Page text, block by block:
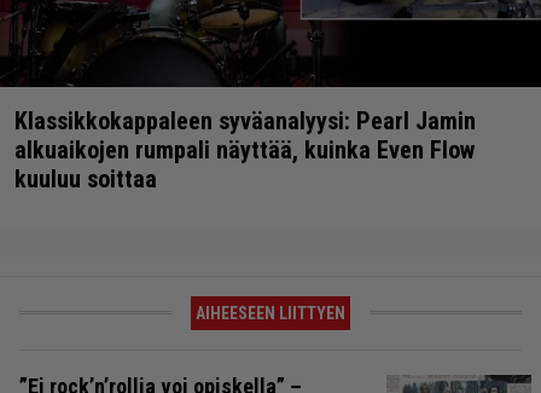
Klassikkokappaleen syväanalyysi: Pearl Jamin
alkuaikojen rumpali näyttää, kuinka Even Flow
kuuluu soittaa
AIHEESEEN LIITTYEN
”Ei rock’n’rollia voi opis­kella” –